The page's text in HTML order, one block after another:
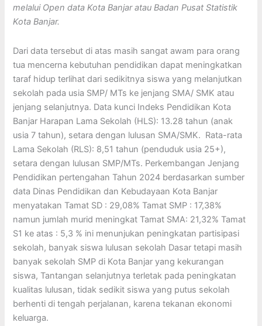
melalui Open data Kota Banjar atau Badan Pusat Statistik
Kota Banjar.
Dari data tersebut di atas masih sangat awam para orang
tua mencerna kebutuhan pendidikan dapat meningkatkan
taraf hidup terlihat dari sedikitnya siswa yang melanjutkan
sekolah pada usia SMP/ MTs ke jenjang SMA/ SMK atau
jenjang selanjutnya. Data kunci Indeks Pendidikan Kota
Banjar Harapan Lama Sekolah (HLS): 13.28 tahun (anak
usia 7 tahun), setara dengan lulusan SMA/SMK. Rata-rata
Lama Sekolah (RLS): 8,51 tahun (penduduk usia 25+),
setara dengan lulusan SMP/MTs. Perkembangan Jenjang
Pendidikan pertengahan Tahun 2024 berdasarkan sumber
data Dinas Pendidikan dan Kebudayaan Kota Banjar
menyatakan Tamat SD : 29,08% Tamat SMP : 17,38%
namun jumlah murid meningkat Tamat SMA: 21,32% Tamat
S1 ke atas : 5,3 % ini menunjukan peningkatan partisipasi
sekolah, banyak siswa lulusan sekolah Dasar tetapi masih
banyak sekolah SMP di Kota Banjar yang kekurangan
siswa, Tantangan selanjutnya terletak pada peningkatan
kualitas lulusan, tidak sedikit siswa yang putus sekolah
berhenti di tengah perjalanan, karena tekanan ekonomi
keluarga.